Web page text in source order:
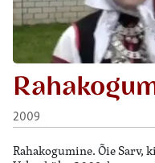
2009
Rahakogumine. Õie Sarv,